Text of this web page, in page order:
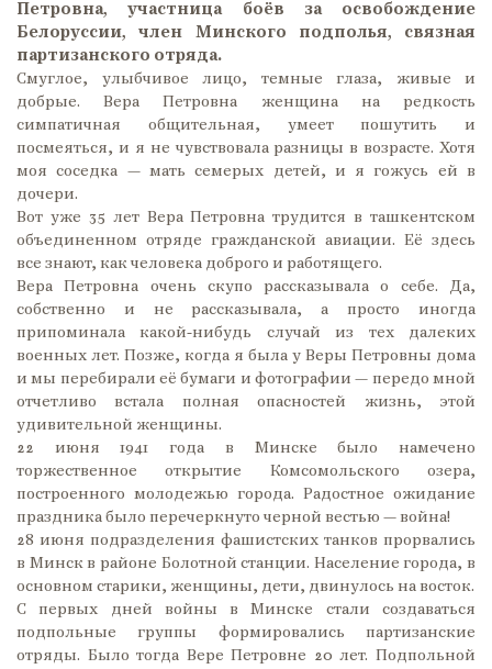
Петровна, участница боёв за освобождение
Белоруссии, член Минского подполья, связная
партизанского отряда.
Смуглое, улыбчивое лицо, темные глаза, живые и
добрые. Вера Петровна женщина на редкость
симпатичная общительная, умеет пошутить и
посмеяться, и я не чувствовала разницы в возрасте. Хотя
моя соседка — мать семерых детей, и я гожусь ей в
дочери.
Вот уже 35 лет Вера Петровна трудится в ташкентском
объединенном отряде гражданской авиации. Её здесь
все знают, как человека доброго и работящего.
Вера Петровна очень скупо рассказывала о себе. Да,
собственно и не рассказывала, а просто иногда
припоминала какой-нибудь случай из тех далеких
военных лет. Позже, когда я была у Веры Петровны дома
и мы перебирали её бумаги и фотографии — передо мной
отчетливо встала полная опасностей жизнь, этой
удивительной женщины.
22 июня 1941 года в Минске было намечено
торжественное открытие Комсомольского озера,
построенного молодежью города. Радостное ожидание
праздника было перечеркнуто черной вестью — война!
28 июня подразделения фашистских танков прорвались
в Минск в районе Болотной станции. Население города, в
основном старики, женщины, дети, двинулось на восток.
С первых дней войны в Минске стали создаваться
подпольные группы формировались партизанские
отряды. Было тогда Вере Петровне 20 лет. Подпольной